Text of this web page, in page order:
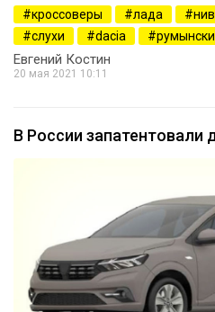
кроссоверы лада
слухи
dacia
Евгений Костин
20 мая 2021 10:11
В России запатентовали